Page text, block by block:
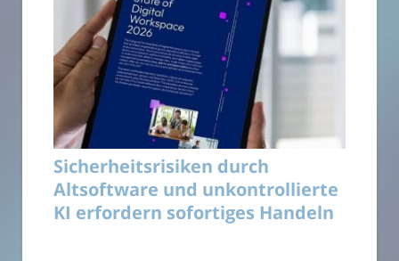
Sicherheitsrisiken durch
Altsoftware und unkontrollierte
KI erfordern sofortiges Handeln